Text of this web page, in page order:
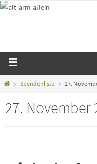
Spendenliste 27.
27. November